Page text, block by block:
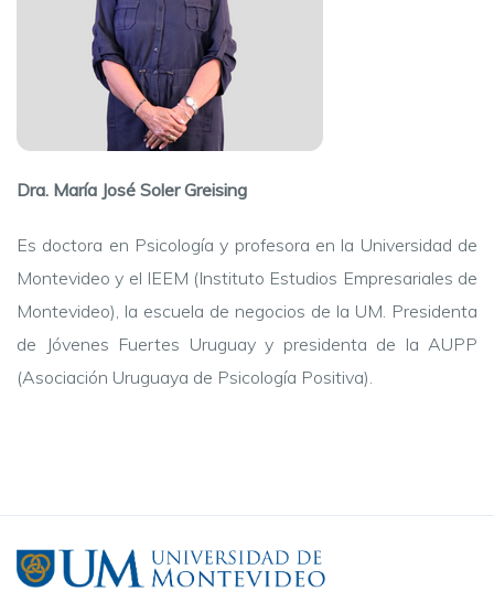
Dra. María José Soler Greising
Es doctora en Psicología y profesora en la Universidad de
Montevideo y el IEEM (Instituto Estudios Empresariales de
Montevideo), la escuela de negocios de la UM. Presidenta
de Jóvenes Fuertes Uruguay y presidenta de la AUPP
(Asociación Uruguaya de Psicología Positiva).